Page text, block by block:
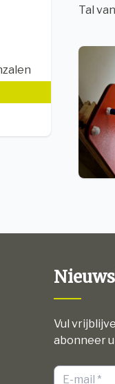
Tal van
Vul
abonneer